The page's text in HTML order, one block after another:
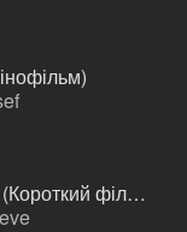
Die Endlosen (Короткий фільм)